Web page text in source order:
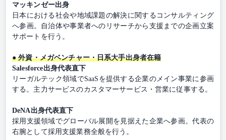
マッキンゼー出身
日本における社会や地域課題の解決に関するコンサルティング
へ参画。自治体や事業者へのリサーチから支援までの企画立案
サポートを行う。
● 外資・メガベンチャー・日系大手出身者在籍
Salesforce出身代表直下
リーガルテック領域でSaaSを提供する企業のメイン事業に参画
する。主力サービスのカスタマーサービス・営業に従事する。
DeNA出身代表直下
採用支援領域でグローバル展開を見据えた企業へ参画。代表の
右腕として採用支援業務全般を行う。